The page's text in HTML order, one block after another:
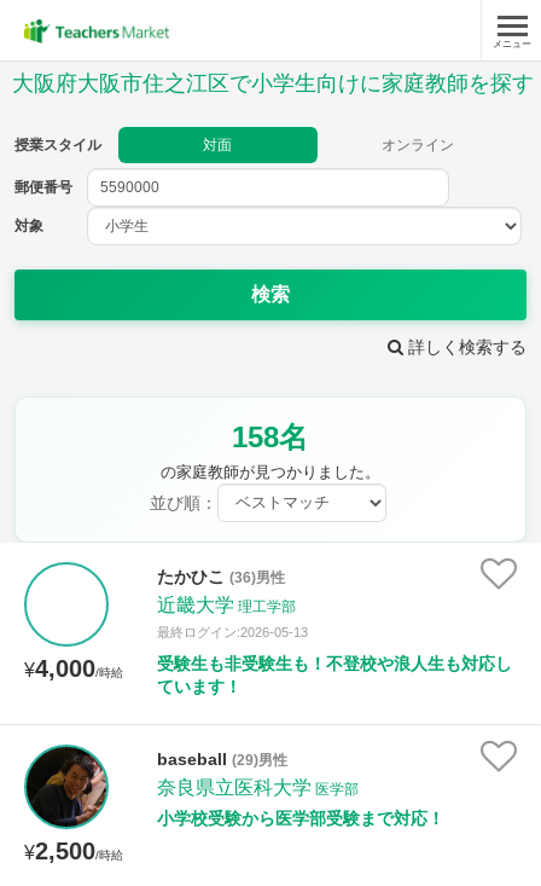
メニュー
大阪府大阪市住之江区で小学生向けに家庭教師を探す
授業スタイル 対面 オンライン
郵便番号
対象
検索
詳しく検索する
158名
の家庭教師が見つかりました。
並び順：
¥4,000/時給
たかひこ (36)男性
近畿大学 理工学部
最終ログイン:2026-05-13
受験生も非受験生も！不登校や浪人生も対応し
ています！
¥2,500/時給
baseball (29)男性
奈良県立医科大学 医学部
小学校受験から医学部受験まで対応！
郵便番号
教科
理科
保健・体育 図画工作 書写
時給：¥1,000 ～ ¥10,000
授業可能日
月曜日 火曜日 水曜日 木曜日 金曜日
土曜日 日曜日